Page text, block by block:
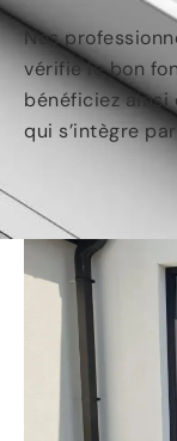
Nos
vérifie le bon
bénéficiez ainsi
qui s’intègre